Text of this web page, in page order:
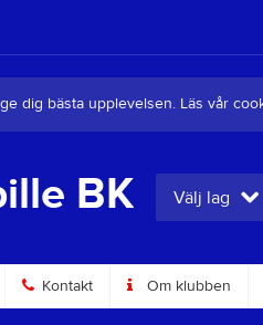
dig bästa upplevelsen. Läs vår
BK Välj lag
Kontakt Om klubben